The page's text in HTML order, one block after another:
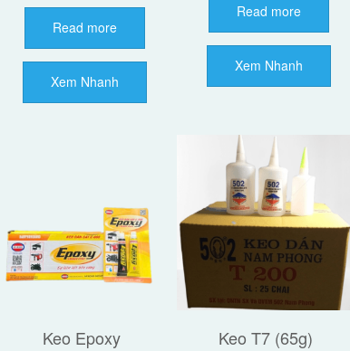
Read more
Xem Nhanh
Read more
Xem Nhanh
Keo Epoxy Keo T7 (65g)